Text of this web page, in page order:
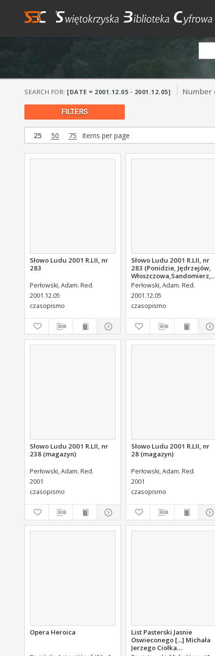
SEARCH FOR: [DATE = 2001.12.05 - 2001.12.05] Number
FILTERS
25 50 75 items per page
Słowo Ludu 2001 R.LII, nr
283
Perłowski, Adam. Red.
2001.12.05
czasopismo
Słowo Ludu 2001 R.LII, nr
283 (Ponidzie, Jędrzejów,
Włoszczowa,Sandomierz,
Staszów, Opatów)
Perłowski, Adam. Red.
2001.12.05
czasopismo
Słowo Ludu 2001 R.LII, nr
238 (magazyn)
Perłowski, Adam. Red.
2001
czasopismo
Słowo Ludu 2001 R.LII, nr
28 (magazyn)
Perłowski, Adam. Red.
2001
czasopismo
Opera Heroica
List Pasterski Jasnie
Oswieconego [...] Michała
Jerzego Ciołka